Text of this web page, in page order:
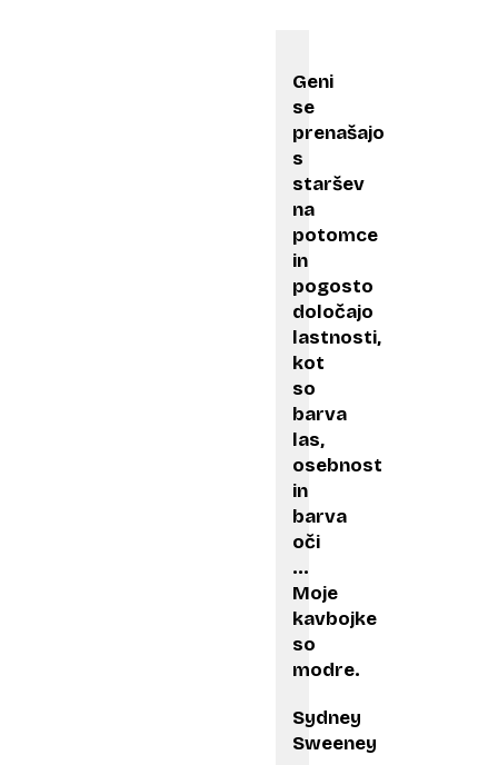
Geni
se
prenašajo
s
staršev
na
potomce
in
pogosto
določajo
lastnosti,
kot
so
barva
las,
osebnost
in
barva
oči
…
Moje
kavbojke
so
modre.
Sydney
Sweeney